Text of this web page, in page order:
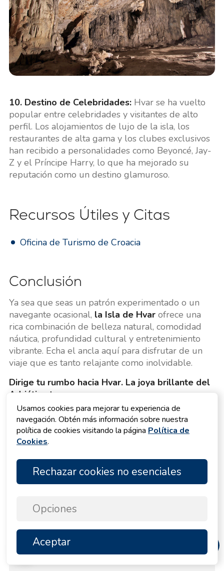
10. Destino de Celebridades:Hvar se ha vuelto
popular entre celebridades y visitantes de alto
perfil. Los alojamientos de lujo de la isla, los
restaurantes de alta gama y los clubes exclusivos
han recibido a personalidades como Beyoncé, Jay-
Z y el Príncipe Harry, lo que ha mejorado su
reputación como un destino glamuroso.
Recursos Útiles y Citas
Oficina de Turismo de Croacia
Conclusión
Ya sea que seas un patrón experimentado o un
navegante ocasional, la Isla de Hvarofrece una
rica combinación de belleza natural, comodidad
náutica, profundidad cultural y entretenimiento
vibrante. Echa el ancla aquí para disfrutar de un
viaje que es tanto relajante como inolvidable.
Dirige tu rumbo hacia Hvar. La joya brillante del
Adriático te espera.
Ofertas de alquiler
Veleros
278 yates
Yates a motor
Barcos a Motor
Catamaranes a Motor
3 yates
Usamos cookies para mejorar tu experiencia de
navegación. Obtén más información sobre nuestra
política de cookies visitando la página Política de
Cookies.
Rechazar cookies no esenciales
Opciones
Aceptar